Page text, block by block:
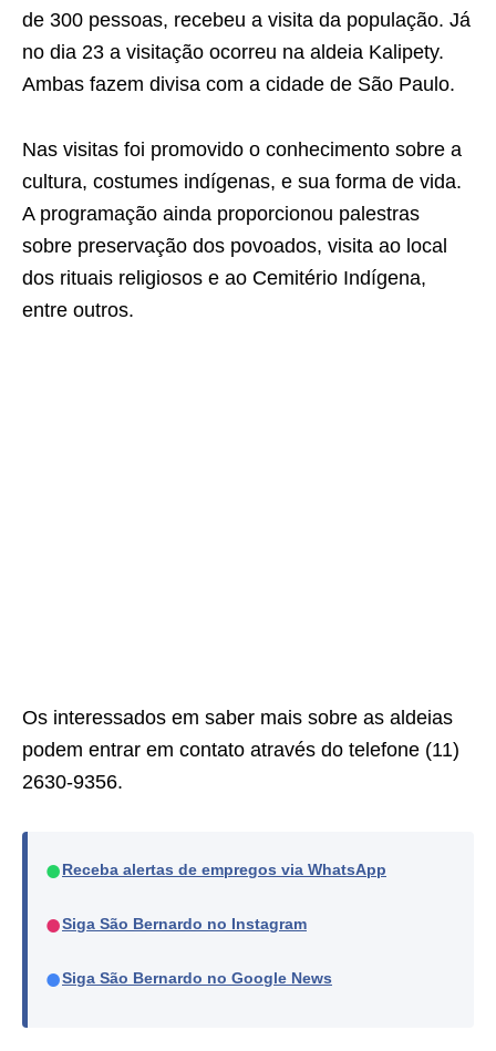
de 300 pessoas, recebeu a visita da população. Já
no dia 23 a visitação ocorreu na aldeia Kalipety.
Ambas fazem divisa com a cidade de São Paulo.
Nas visitas foi promovido o conhecimento sobre a
cultura, costumes indígenas, e sua forma de vida.
A programação ainda proporcionou palestras
sobre preservação dos povoados, visita ao local
dos rituais religiosos e ao Cemitério Indígena,
entre outros.
Os interessados em saber mais sobre as aldeias
podem entrar em contato através do telefone (11)
2630-9356.
● Receba alertas de empregos via WhatsApp
●Siga São Bernardo no Instagram
●Siga São Bernardo no Google News